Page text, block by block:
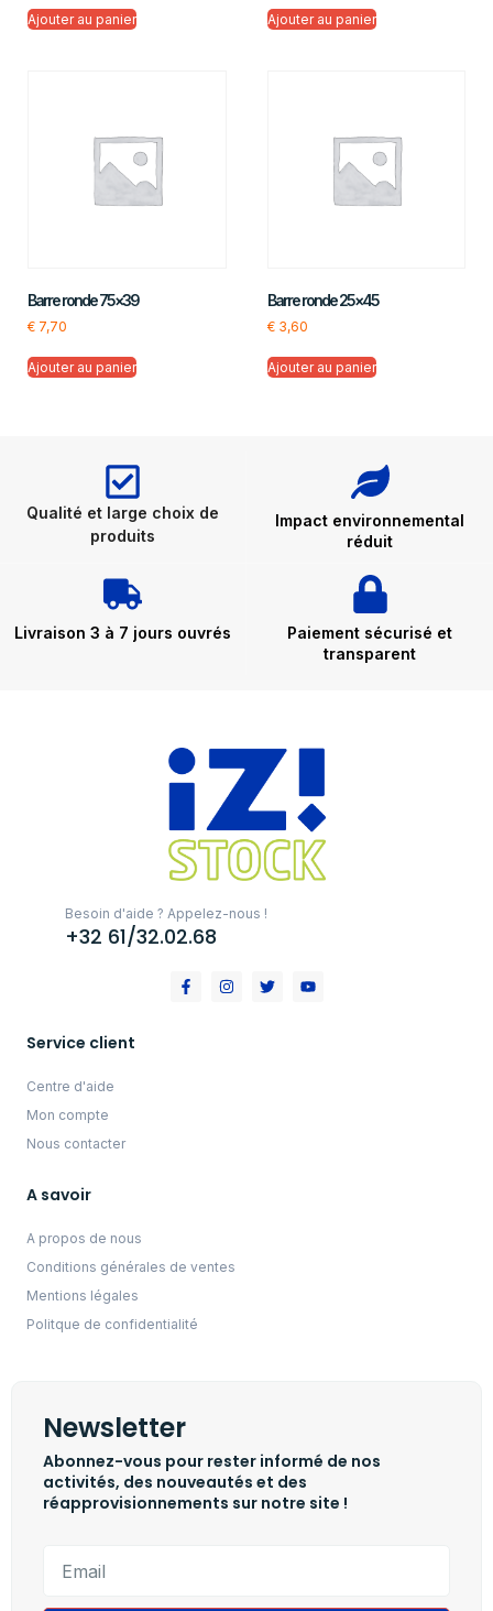
Ajouter au panier Ajouter au panier
Barre ronde 75×39
€ 7,70
Ajouter au panier
Barre ronde 25×45
€3,60
Ajouter au panier
Qualité et large choix de
produits
Impact environnemental
réduit
Livraison 3 à 7 jours ouvrés
Paiement sécurisé et
transparent
Besoin d'aide ? Appelez-nous !
+32 61/32.02.68
Service client
Centre d'aide
Mon compte
Nous contacter
A savoir
A propos de nous
Conditions générales de ventes
Mentions légales
Politque de confidentialité
Newsletter
Abonnez-vous pour rester informé de nos
activités, des nouveautés et des
réapprovisionnements sur notre site !